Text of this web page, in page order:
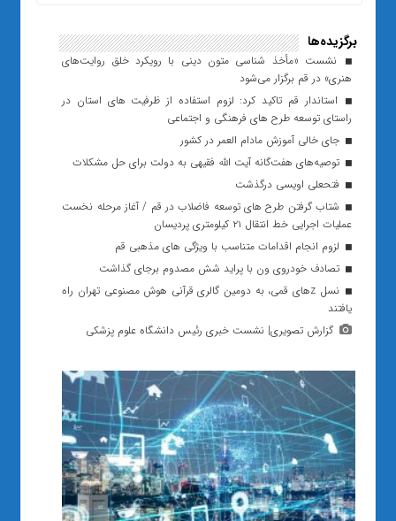
برگزیده‌ها
نشست «مأخذ شناسی متون دینی با رویکرد خلق روایت‌های
هنری» در قم برگزار می‌شود
استاندار قم تاکید کرد: لزوم استفاده از ظرفیت های استان در
راستای توسعه طرح های فرهنگی و اجتماعی
جای خالی آموزش مادام العمر در کشور
توصیه‌های هفت‌‌گانه آیت الله فقیهی به دولت برای حل مشکلات
فتحعلی اویسی درگذشت
شتاب گرفتن طرح های توسعه فاضلاب در قم / آغاز مرحله نخست
عملیات اجرایی خط انتقال ۲۱ کیلومتری پردیسان
لزوم انجام اقدامات متناسب با ویژگی های مذهبی قم
تصادف خودروی ون با پراید شش مصدوم برجای گذاشت
نسل zهای قمی، به دومین گالری قرآنی هوش مصنوعی تهران راه
یافتند
گزارش تصویری| نشست خبری رئیس دانشگاه علوم پزشکی